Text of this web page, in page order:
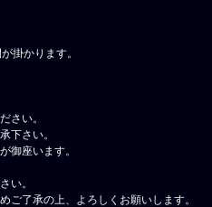
掛かります。
さい。
下さい。
御座います。
い。
ご了承の上、よろしくお願いします。